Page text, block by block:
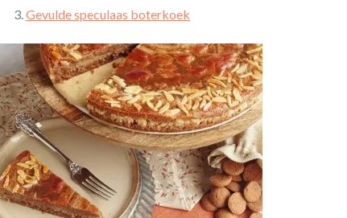
3.Gevulde speculaas boterkoek